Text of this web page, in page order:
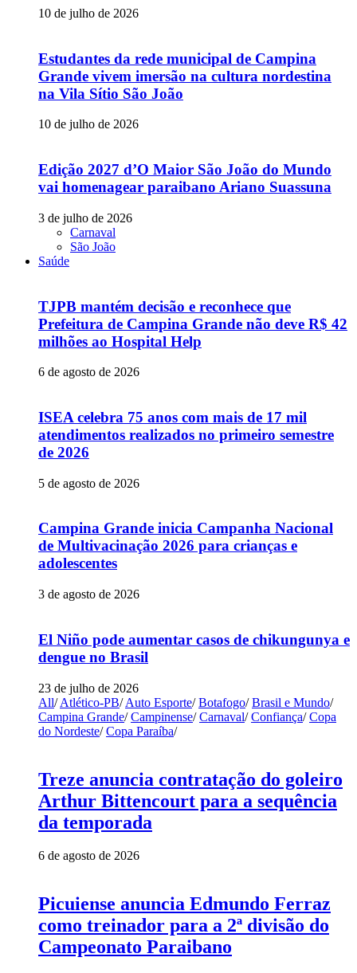
10 de julho de 2026
Estudantes da rede municipal de Campina
Grande vivem imersão na cultura nordestina
na Vila Sítio São João
10 de julho de 2026
Edição 2027 d’O Maior São João do Mundo
vai homenagear paraibano Ariano Suassuna
3 de julho de 2026
Carnaval
São João
Saúde
TJPB mantém decisão e reconhece que
Prefeitura de Campina Grande não deve R$ 42
milhões ao Hospital Help
6 de agosto de 2026
ISEA celebra 75 anos com mais de 17 mil
atendimentos realizados no primeiro semestre
de 2026
5 de agosto de 2026
Campina Grande inicia Campanha Nacional
de Multivacinação 2026 para crianças e
adolescentes
3 de agosto de 2026
El Niño pode aumentar casos de chikungunya e
dengue no Brasil
23 de julho de 2026
All/ Atlético-PB/ Auto Esporte/ Botafogo/ Brasil e Mundo/
Campina Grande/ Campinense/ Carnaval/ Confiança/ Copa
do Nordeste/ Copa Paraíba/
Treze anuncia contratação do goleiro
Arthur Bittencourt para a sequência
da temporada
6 de agosto de 2026
Picuiense anuncia Edmundo Ferraz
como treinador para a 2ª divisão do
Campeonato Paraibano